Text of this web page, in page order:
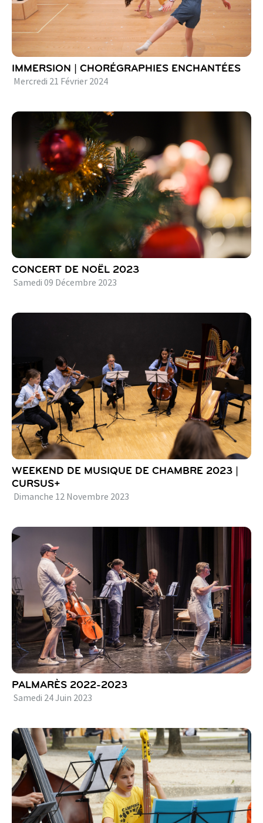
IMMERSION | CHORÉGRAPHIES ENCHANTÉES
Mercredi 21 Février 2024
CONCERT DE NOËL 2023
Samedi 09 Décembre 2023
WEEKEND DE MUSIQUE DE CHAMBRE 2023 |
CURSUS+
Dimanche 12 Novembre 2023
PALMARÈS 2022-2023
Samedi 24Juin 2023